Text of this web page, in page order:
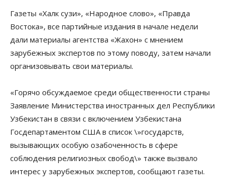
Газеты «Халк сузи», «Народное слово», «Правда
Востока», все партийные издания в начале недели
дали материалы агентства «Жахон» с мнением
зарубежных экспертов по этому поводу, затем начали
организовывать свои материалы.
«Горячо обсуждаемое среди общественности страны
Заявление Министерства иностранных дел Республики
Узбекистан в связи с включением Узбекистана
Госдепартаментом США в список \»государств,
вызывающих особую озабоченность в сфере
соблюдения религиозных свобод\» также вызвало
интерес у зарубежных экспертов, сообщают газеты.